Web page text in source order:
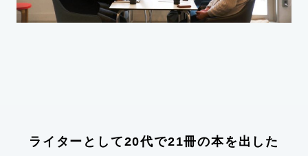
ライターとして20代で21冊の本を出した